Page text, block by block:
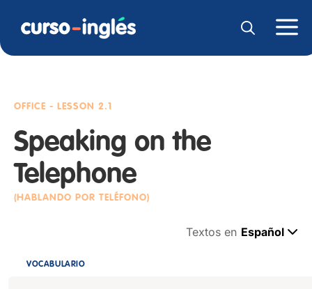
OFFICE - LESSON 2.1
Speaking on the
Telephone
(HABLANDO POR TELÉFONO)
Textos en Español
VOCABULARIO